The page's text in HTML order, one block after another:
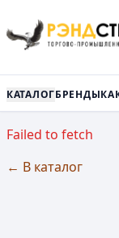
КАТАЛОГБРЕНДЫ
Failed to fetch
← В каталог